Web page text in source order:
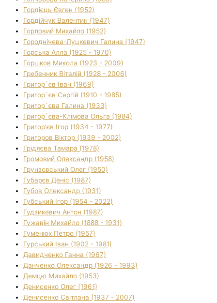
Гордієць Євген (1952)
Гордійчук Валентин (1947)
Горловий Михайло (1952)
Городнічева-Луцкевич Галина (1947)
Горська Алла (1925 - 1970)
Горшков Микола (1923 - 2009)
Гребенник Віталій (1928 - 2006)
Григор`єв Іван (1969)
Григор`єв Сергій (1910 - 1985)
Григор`єва Галина (1933)
Григор`єва-Клімова Ольга (1984)
Григор'єв Ігор (1934 - 1977)
Григоров Віктор (1939 - 2002)
Грідяєва Тамара (1978)
Громовий Олександр (1958)
Грунзовський Олег (1950)
Губарєв Деніс (1987)
Губов Олександр (1931)
Губський Ігор (1954 - 2022)
Гудзикевич Антон (1987)
Гужавін Михайло (1888 - 1931)
Гуменюк Петро (1957)
Гурський Іван (1902 - 1981)
Давидченко Ганна (1967)
Данченко Олександр (1926 - 1993)
Демцю Михайло (1953)
Денисенко Олег (1961)
Денисенко Світлана (1937 - 2007)